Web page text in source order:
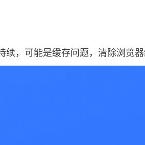
，可能是缓存问题，清除浏览